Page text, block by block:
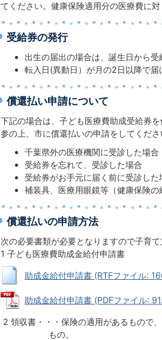
てください。健康保険適用分の医療費に
受給券の発行
出生の届出の場合は、誕生日から受
転入日(異動日）が月の2日以降で届
償還払い申請について
下記の場合は、子ども医療費助成受給券
参の上、市に償還払いの申請をしてくださ
千葉県外の医療機関に受診した場合
受給券を忘れて、受診した場合
受給券がお手元に届く前に受診した
補装具、医療用眼鏡等（健康保険
償還払いの申請方法
次の必要書類が必要となりますので子育て
1 子ども医療費助成金給付申請書
助成金給付申請書 (RTFファイル:
助成金給付申請書 (PDFファイル:
2 領収書・・・保険の適用があるもので
もの。